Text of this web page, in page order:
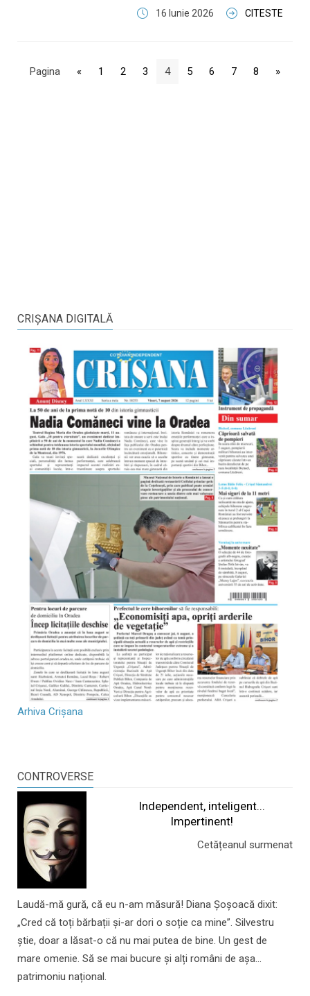
16 Iunie 2026 CITESTE
Pagina « 1 2 3 4 5 6 7 8 »
CRIŞANA DIGITALĂ
Arhiva Crișana
CONTROVERSE
Independent, inteligent...
Impertinent!
Cetățeanul surmenat
Laudă-mă gură, că eu n-am măsură! Diana Șoșoacă dixit:
„Cred că toți bărbații și-ar dori o soție ca mine”. Silvestru
știe, doar a lăsat-o că nu mai putea de bine. Un gest de
mare omenie. Să se mai bucure și alți români de așa...
patrimoniu național.